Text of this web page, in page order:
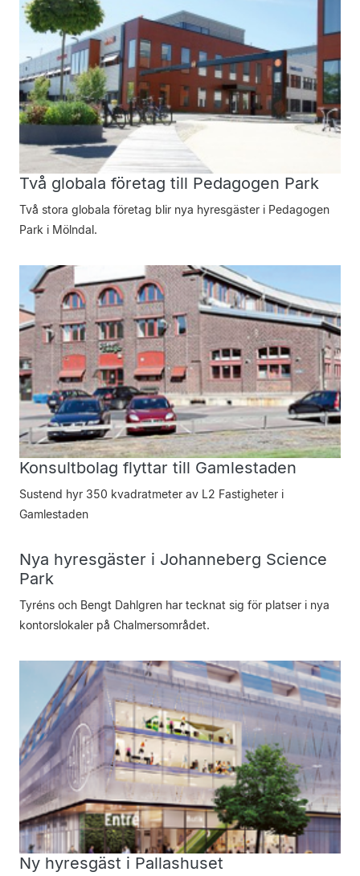
Två globala företag till Pedagogen Park
Två stora globala företag blir nya hyresgäster i Pedagogen
Park i Mölndal.
Konsultbolag flyttar till Gamlestaden
Sustend hyr 350 kvadratmeter av L2 Fastigheter i
Gamlestaden
Nya hyresgäster i Johanneberg Science
Park
Tyréns och Bengt Dahlgren har tecknat sig för platser i nya
kontorslokaler på Chalmersområdet.
Ny hyresgäst i Pallashuset